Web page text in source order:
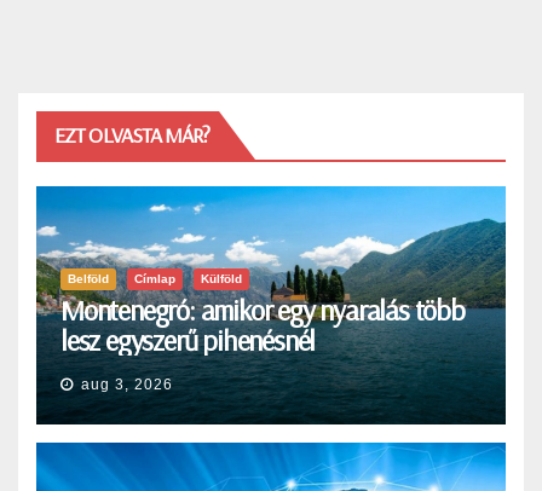
EZT OLVASTA MÁR?
Belföld Címlap Külföld
Montenegró: amikor egy nyaralás több
lesz egyszerű pihenésnél
aug 3, 2026